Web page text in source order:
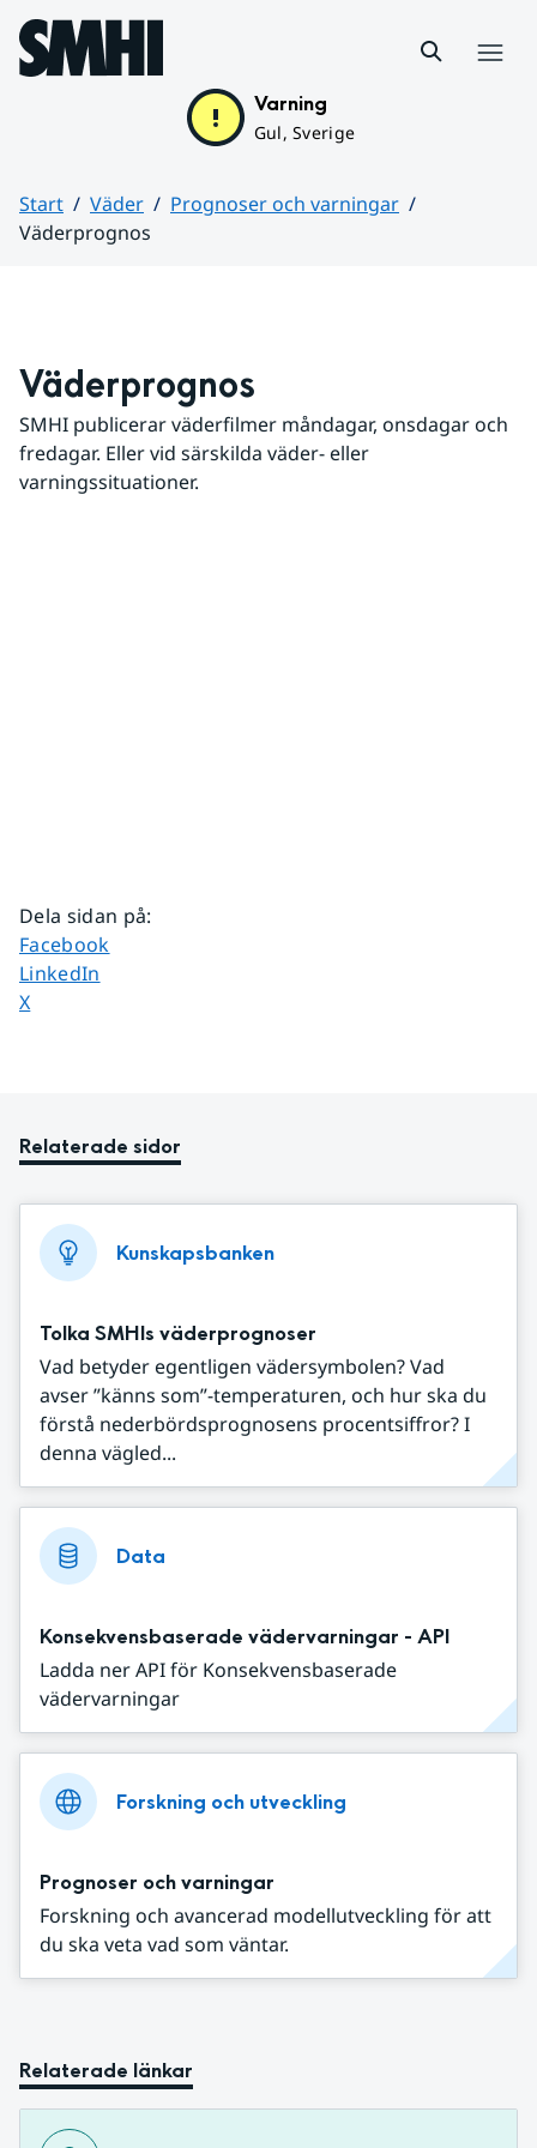
Hoppa till sidans innehåll
Varning
Gul, Sverige
Start Väder
Prognoser och varningar
Väderprognos
Väderprognos
SMHI publicerar väderfilmer måndagar, onsdagar och
fredagar. Eller vid särskilda väder- eller
varningssituationer.
Dela sidan på:
Dela sidan på
Facebook
Dela sidan på
LinkedIn
Dela sidan på
X
Relaterade sidor
Kunskapsbanken
Tolka SMHIs väderprognoser
Vad betyder egentligen vädersymbolen? Vad
avser ”känns som”-temperaturen, och hur ska du
förstå nederbördsprognosens procentsiffror? I
denna vägled...
Data
Konsekvensbaserade vädervarningar - API
Ladda ner API för Konsekvensbaserade
vädervarningar
Forskning och utveckling
Prognoser och varningar
Forskning och avancerad modellutveckling för att
du ska veta vad som väntar.
Relaterade länkar